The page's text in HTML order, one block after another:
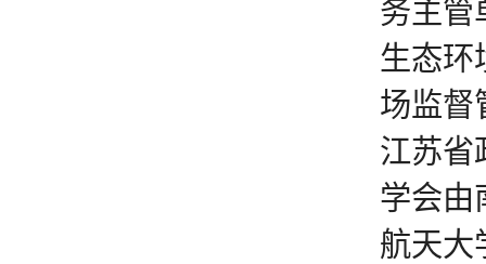
务主管
生态环
场监督
江苏省
学会由
航天大